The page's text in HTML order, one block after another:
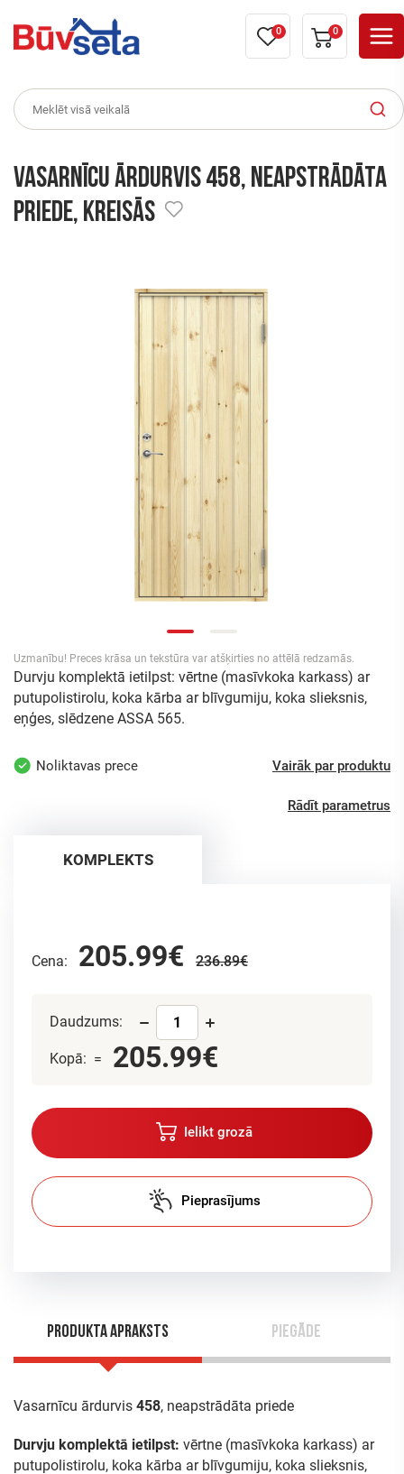
0 0
Vasarnīcu ārdurvis 458, neapstrādāta
priede, kreisās
Uzmanību! Preces krāsa un tekstūra var atšķirties no attēlā redzamās.
Durvju komplektā ietilpst: vērtne (masīvkoka karkass) ar
putupolistirolu, koka kārba ar blīvgumiju, koka slieksnis,
eņģes, slēdzene ASSA 565.
Noliktavas prece Vairāk par produktu
Rādīt parametrus
KOMPLEKTS
Cena: 205.99€ 236.89€
Daudzums:
Kopā: = 205.99€
Pieprasījums
Ielikt grozā
Produkta apraksts Piegāde
Vasarnīcu ārdurvis 458, neapstrādāta priede
Durvju komplektā ietilpst: vērtne (masīvkoka karkass) ar
putupolistirolu, koka kārba ar blīvgumiju, koka slieksnis,